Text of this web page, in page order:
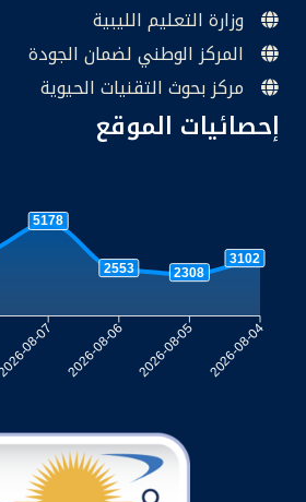
وزارة التعليم الليبية
المركز الوطني لضمان الجودة
مركز بحوث التقنيات الحيوية
إحصائيات الموقع
5178
2553 2308
3102
2026-08-07 2026-08-06 2026-08-05 2026-08-04